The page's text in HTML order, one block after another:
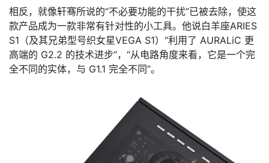
相反，就像轩骞所说的“不必要功能的干扰”已被去除，使这
款产品成为一款非常有针对性的小工具。他说白羊座ARIES
S1（及其兄弟型号织女星VEGA S1）“利用了 AURALiC 更
高端的 G2.2 的技术进步”，“从电路角度来看，它是一个完
全不同的实体，与 G1.1 完全不同”。